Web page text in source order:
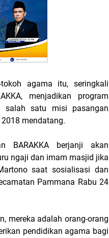
agama itu, seringkali
menjadikan program
salah satu misi pasangan
mendatang.
BARAKKA berjanji akan
ngaji dan imam masjid jika
saat sosialisasi dan
Pammana Rabu 24
mereka adalah orang-orang
pendidikan agama bagi